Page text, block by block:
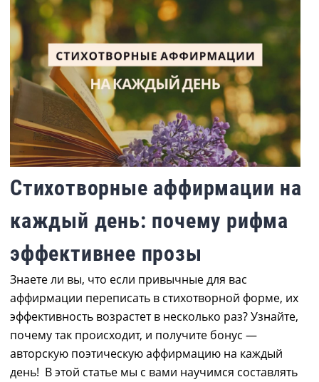
Стихотворные аффирмации на
каждый день: почему рифма
эффективнее прозы
Знаете ли вы, что если привычные для вас
аффирмации переписать в стихотворной форме, их
эффективность возрастет в несколько раз? Узнайте,
почему так происходит, и получите бонус —
авторскую поэтическую аффирмацию на каждый
день! В этой статье мы с вами научимся составлять